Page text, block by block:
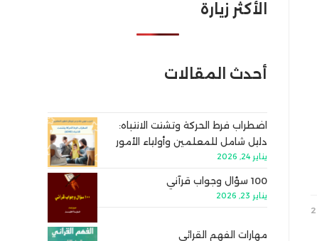
الأكثر زيارة
أحدث المقالات
اضطراب فرط الحركة وتشتت الانتباه:
دليل شامل للمعلمين وأولياء الأمور
يناير 24, 2026
100 سؤال وجواب قرآني
يناير 23, 2026
مهارات الفهم القرائي